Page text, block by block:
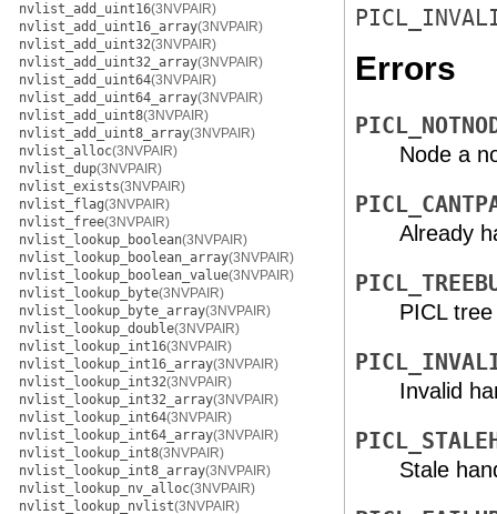
nvlist_add_uint16(3NVPAIR)
nvlist_add_uint16_array(3NVPAIR)
nvlist_add_uint32(3NVPAIR)
nvlist_add_uint32_array(3NVPAIR)
nvlist_add_uint64(3NVPAIR)
nvlist_add_uint64_array(3NVPAIR)
nvlist_add_uint8(3NVPAIR)
nvlist_add_uint8_array(3NVPAIR)
nvlist_alloc(3NVPAIR)
nvlist_dup(3NVPAIR)
nvlist_exists(3NVPAIR)
nvlist_flag(3NVPAIR)
nvlist_free(3NVPAIR)
nvlist_lookup_boolean(3NVPAIR)
nvlist_lookup_boolean_array(3NVPAIR)
nvlist_lookup_boolean_value(3NVPAIR)
nvlist_lookup_byte(3NVPAIR)
nvlist_lookup_byte_array(3NVPAIR)
nvlist_lookup_double(3NVPAIR)
nvlist_lookup_int16(3NVPAIR)
nvlist_lookup_int16_array(3NVPAIR)
nvlist_lookup_int32(3NVPAIR)
nvlist_lookup_int32_array(3NVPAIR)
nvlist_lookup_int64(3NVPAIR)
nvlist_lookup_int64_array(3NVPAIR)
nvlist_lookup_int8(3NVPAIR)
nvlist_lookup_int8_array(3NVPAIR)
nvlist_lookup_nv_alloc(3NVPAIR)
nvlist_lookup_nvlist(3NVPAIR)
Errors
Node a
Already
PICL
Invalid
Stale